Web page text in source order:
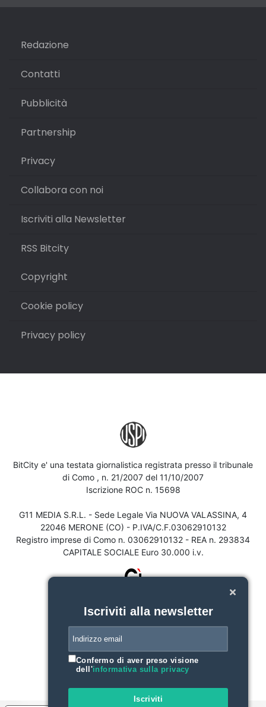
Redazione
Contatti
Pubblicità
Partnership
Privacy
Collabora con noi
Iscriviti alla Newsletter
RSS Bitcity
Copyright
Cookie policy
Privacy policy
BitCity e' una testata giornalistica registrata presso il tribunale
di Como , n. 21/2007 del 11/10/2007
Iscrizione ROC n. 15698
G11 MEDIA S.R.L. - Sede Legale Via NUOVA VALASSINA, 4
22046 MERONE (CO) - P.IVA/C.F.03062910132
Registro imprese di Como n. 03062910132 - REA n. 293834
CAPITALE SOCIALE Euro 30.000 i.v.
Iscriviti alla newsletter
Confermo di aver preso visione
dell'informativa sulla privacy
Iscriviti